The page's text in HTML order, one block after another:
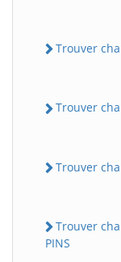
Trouver
Trouver
Trouver
Trouver
PINS